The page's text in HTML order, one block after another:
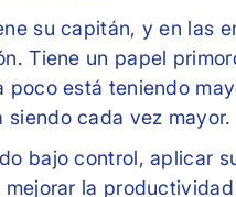
su capitán, y en las
Tiene un papel
poco está teniendo
siendo cada vez mayor.
bajo control, aplicar
mejorar la